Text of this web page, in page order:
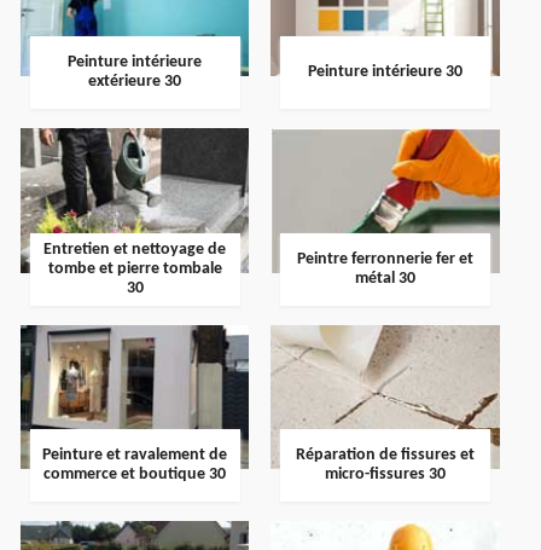
Peinture intérieure
extérieure 30
Peinture intérieure 30
Entretien et nettoyage de
tombe et pierre tombale
30
Peintre ferronnerie fer et
métal 30
Peinture et ravalement de
commerce et boutique 30
Réparation de fissures et
micro-fissures 30